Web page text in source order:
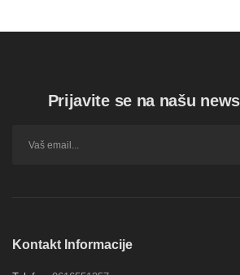
Prijavite se na našu
Kontakt Informacije